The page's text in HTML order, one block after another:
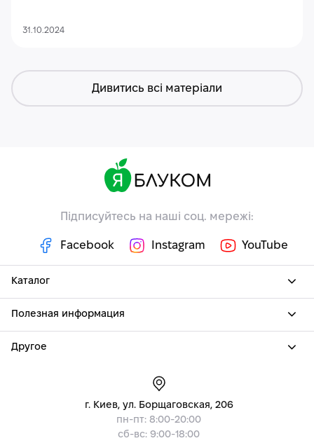
31.10.2024
Дивитись всі матеріали
Підписуйтесь на наші соц. мережі:
Facebook Instagram YouTube
Каталог
Полезная информация
Другое
г. Киев, ул. Борщаговская, 206
пн-пт: 8:00-20:00
сб-вс: 9:00-18:00